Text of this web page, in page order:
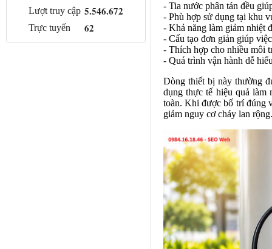
Lượt truy cập 5.546.672
Trực tuyến 62
- Tia nước phân tán đều
- Phù hợp sử dụng tại khu
- Khả năng làm giảm nhiệt
- Cấu tạo đơn giản giúp
- Thích hợp cho nhiều môi
- Quá trình vận hành dễ
Dòng thiết bị này thường
dụng thực tế hiệu quả
toàn. Khi được bố trí đúng
giảm nguy cơ cháy lan